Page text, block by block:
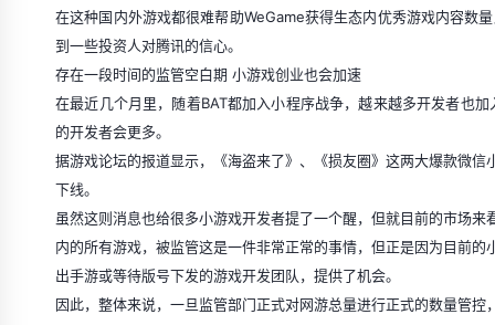
在这种国内外游戏都很难帮助WeGame获得生态内优秀游戏内容数
到一些投资人对腾讯的信心。
存在一段时间的监管空白期 小游戏创业也会加速
在最近几个月里，随着BAT都加入小程序战争，越来越多开发者也
的开发者会更多。
据游戏论坛的报道显示，《海盗来了》、《损友圈》这两大爆款微
下线。
虽然这则消息也给很多小游戏开发者提了一个醒，但就目前的市场
内的所有游戏，被监管这是一件非常正常的事情，但正是因为目前
出手游或等待版号下发的游戏开发团队，提供了机会。
因此，整体来说，一旦监管部门正式对网游总量进行正式的数量管